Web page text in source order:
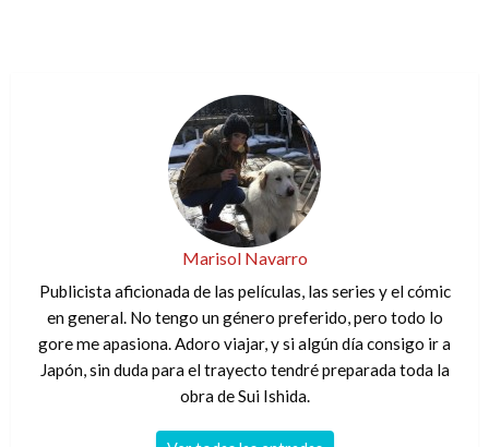
Marisol Navarro
Publicista aficionada de las películas, las series y el cómic
en general. No tengo un género preferido, pero todo lo
gore me apasiona. Adoro viajar, y si algún día consigo ir a
Japón, sin duda para el trayecto tendré preparada toda la
obra de Sui Ishida.